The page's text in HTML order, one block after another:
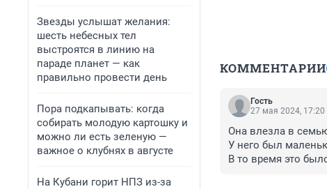
Звезды услышат желания:
шесть небесных тел
выстроятся в линию на
параде планет — как
правильно провести день
Пора подкапывать: когда
собирать молодую картошку и
можно ли есть зеленую —
важное о клубнях в августе
На Кубани горит НПЗ из-за
КОММЕНТАРИИ
Гость
27 мая 2024, 17:20
Она влезла в
У него был
В то время это